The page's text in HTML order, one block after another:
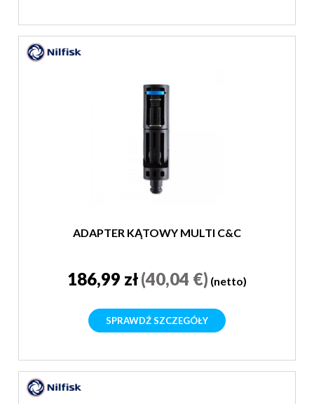
ADAPTER KĄTOWY MULTI C&C
186,99 zł(40,04 €) (netto)
SPRAWDŹ SZCZEGÓŁY